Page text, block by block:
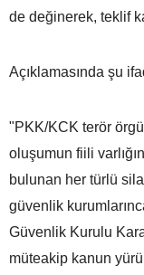
de değinerek, teklif
Açıklamasında şu
"PKK/KCK terör
oluşumun fiili
bulunan her türlü
güvenlik
Güvenlik Kurulu
müteakip kanun